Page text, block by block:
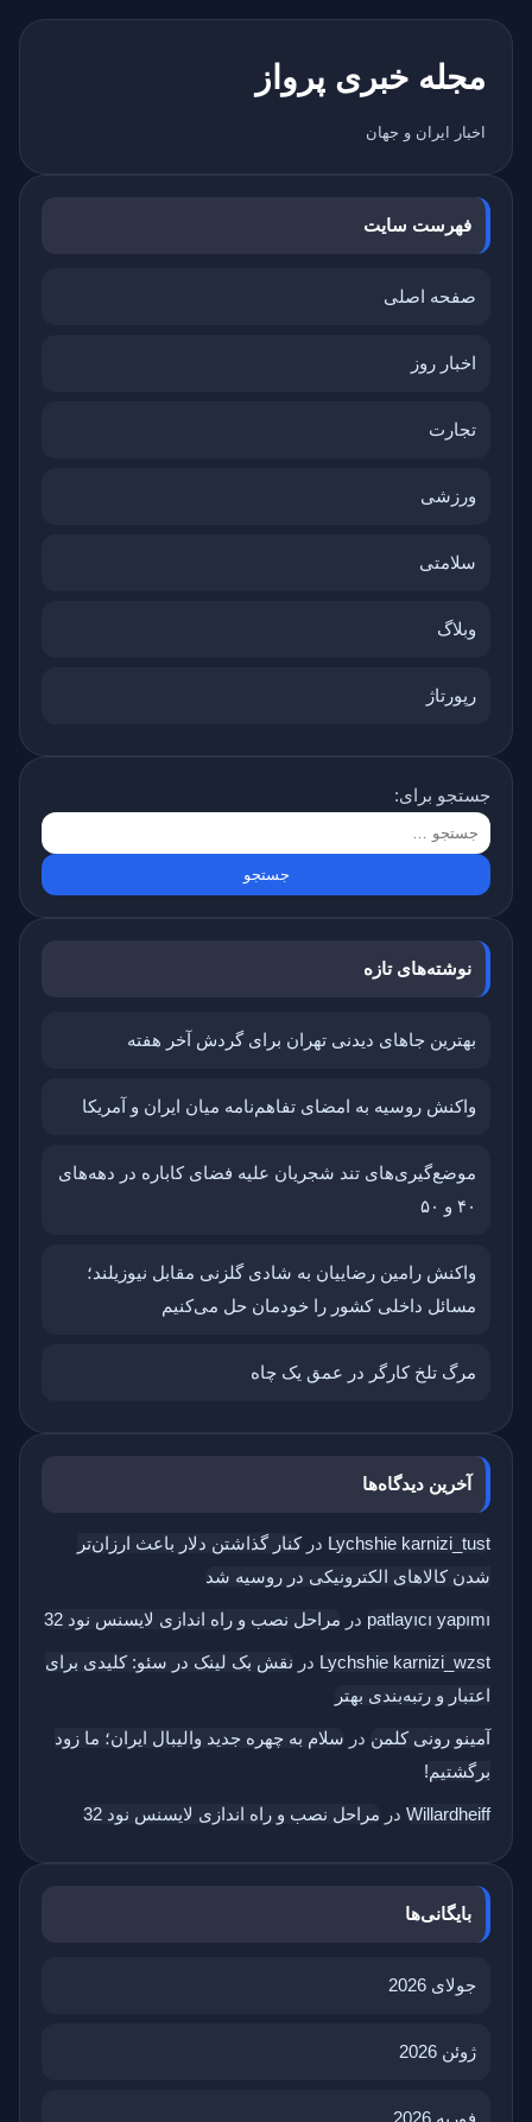
مجله خبری پرواز
اخبار ایران و جهان
فهرست سایت
صفحه اصلی
اخبار روز
تجارت
ورزشی
سلامتی
وبلاگ
رپورتاژ
جستجو برای:
نوشته‌های تازه
بهترین جاهای دیدنی تهران برای گردش آخر هفته
واکنش روسیه به امضای تفاهم‌نامه میان ایران و آمریکا
موضع‌گیری‌های تند شجریان علیه فضای کاباره در دهه‌های
۴۰ و ۵۰
واکنش رامین رضاییان به شادی گلزنی مقابل نیوزیلند؛
مسائل داخلی کشور را خودمان حل می‌کنیم
مرگ تلخ کارگر در عمق یک چاه
آخرین دیدگاه‌ها
Lychshie karnizi_tust درکنار گذاشتن دلار باعث ارزان‌تر
شدن کالاهای الکترونیکی در روسیه شد
patlayıcı yapımı در مراحل نصب و راه اندازی لایسنس نود 32
Lychshie karnizi_wzst در نقش بک‌ لینک در سئو: کلیدی برای
اعتبار و رتبه‌بندی بهتر
آمینو رونی کلمن در سلام به چهره‌ جدید والیبال ایران؛ ما زود
برگشتیم!
Willardheiff در مراحل نصب و راه اندازی لایسنس نود 32
بایگانی‌ها
جولای 2026
ژوئن 2026
فوریه 2026